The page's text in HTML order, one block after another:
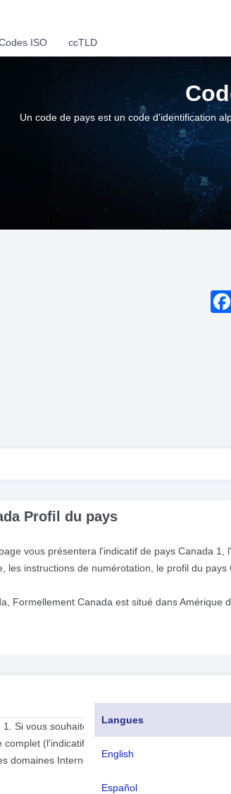
Langues
English
Español
ISO ccTLD
Un code de pays est un code d'identification
Profil du pays
vous présentera l'indicatif de pays Canada
les instructions de numérotation, le profil du pays
Formellement Canada est situé dans Amérique
Si vous souhaitez appeler Canada depuis un
(l'indicatif téléphonique ou l'indicatif
domaines Internet spécifiques à un pays pour